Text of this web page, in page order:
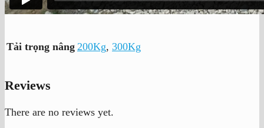
Tải trọng nâng 200Kg, 300Kg
Reviews
There are no reviews yet.